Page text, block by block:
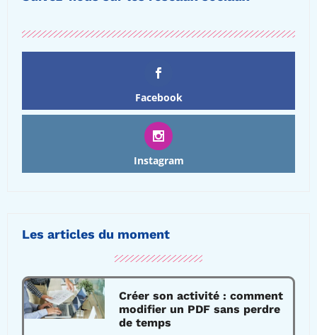
Facebook
Instagram
Les articles du moment
Créer son activité : comment
modifier un PDF sans perdre
de temps